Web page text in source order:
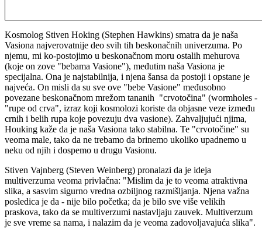
Kosmolog Stiven Hoking (Stephen Hawkins) smatra da je naša
Vasiona najverovatnije deo svih tih beskonačnih univerzuma. Po
njemu, mi ko-postojimo u beskonačnom moru ostalih mehurova
(koje on zove "bebama Vasione"), međutim naša Vasiona je
specijalna. Ona je najstabilnija, i njena šansa da postoji i opstane je
najveća. On misli da su sve ove "bebe Vasione" međusobno
povezane beskonačnom mrežom tananih "crvotočina" (wormholes -
"rupe od crva", izraz koji kosmolozi koriste da objasne veze između
crnih i belih rupa koje povezuju dva vasione). Zahvaljujući njima,
Houking kaže da je naša Vasiona tako stabilna. Te "crvotočine" su
veoma male, tako da ne trebamo da brinemo ukoliko upadnemo u
neku od njih i dospemo u drugu Vasionu.
Stiven Vajnberg (Steven Weinberg) pronalazi da je ideja
multiverzuma veoma privlačna: "Mislim da je to veoma atraktivna
slika, a sasvim sigurno vredna ozbiljnog razmišljanja. Njena važna
posledica je da - nije bilo početka; da je bilo sve više velikih
praskova, tako da se multiverzumi nastavljaju zauvek. Multiverzum
je sve vreme sa nama, i nalazim da je veoma zadovoljavajuća slika".